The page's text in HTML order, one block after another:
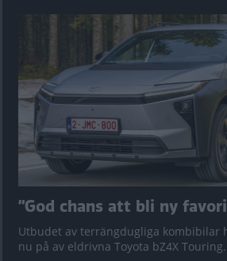
”God chans att bli ny
Utbudet av terrängdugliga kombibilar
nu på av eldrivna Toyota bZ4X